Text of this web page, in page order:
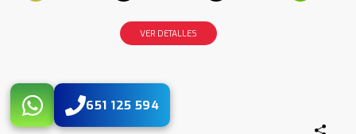
VER DETALLES
651 125 594